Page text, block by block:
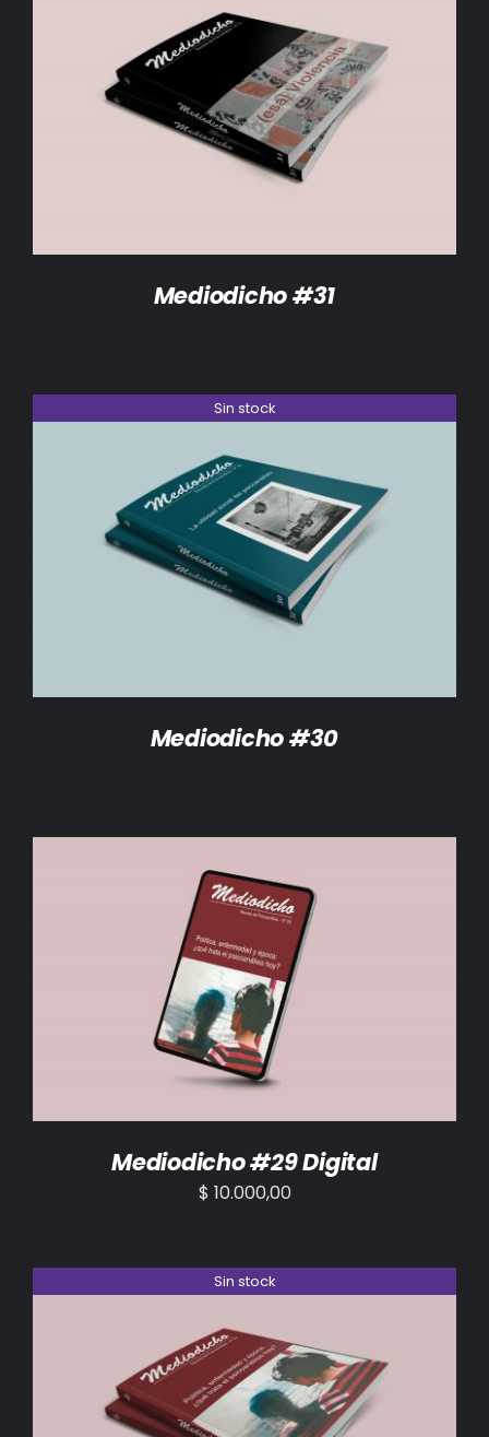
DETALLES
Mediodicho #31
Sin stock
DETALLES
Mediodicho #30
AÑADIR AL CARRITO /
Mediodicho #29 Digital
$ 10.000,00
Sin stock
DETALLES